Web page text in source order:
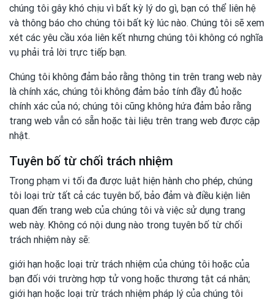
chúng tôi gây khó chịu vì bất kỳ lý do gì, bạn có thể liên hệ
và thông báo cho chúng tôi bất kỳ lúc nào. Chúng tôi sẽ xem
xét các yêu cầu xóa liên kết nhưng chúng tôi không có nghĩa
vụ phải trả lời trực tiếp bạn.
Chúng tôi không đảm bảo rằng thông tin trên trang web này
là chính xác, chúng tôi không đảm bảo tính đầy đủ hoặc
chính xác của nó; chúng tôi cũng không hứa đảm bảo rằng
trang web vẫn có sẵn hoặc tài liệu trên trang web được cập
nhật.
Tuyên bố từ chối trách nhiệm
Trong phạm vi tối đa được luật hiện hành cho phép, chúng
tôi loại trừ tất cả các tuyên bố, bảo đảm và điều kiện liên
quan đến trang web của chúng tôi và việc sử dụng trang
web này. Không có nội dung nào trong tuyên bố từ chối
trách nhiệm này sẽ:
giới hạn hoặc loại trừ trách nhiệm của chúng tôi hoặc của
bạn đối với trường hợp tử vong hoặc thương tật cá nhân;
giới hạn hoặc loại trừ trách nhiệm pháp lý của chúng tôi